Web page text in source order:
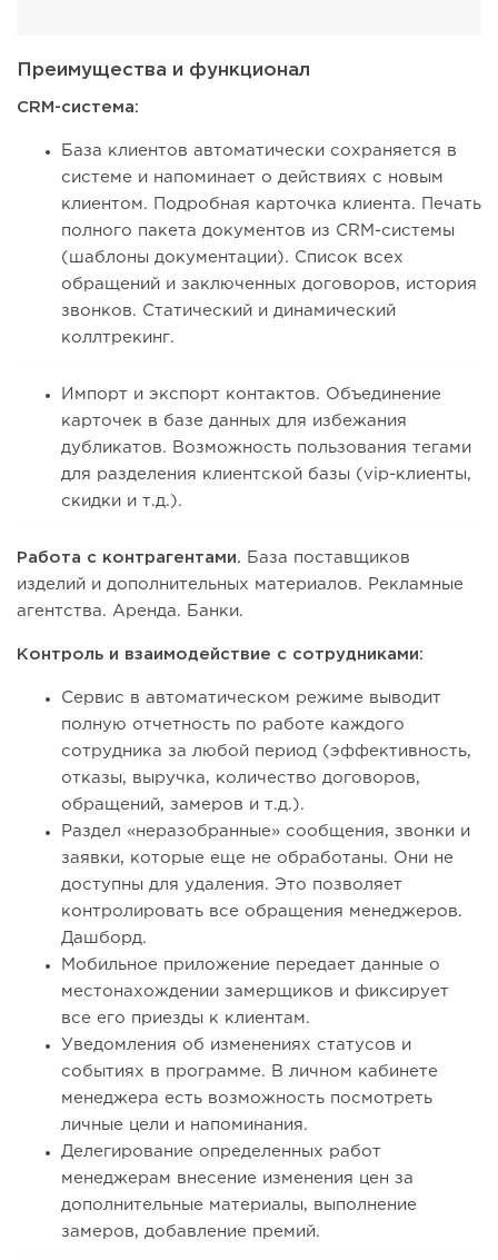
Преимущества и функционал
CRM-система:
База клиентов автоматически сохраняется в
системе и напоминает о действиях с новым
клиентом. Подробная карточка клиента. Печать
полного пакета документов из CRM-системы
(шаблоны документации). Список всех
обращений и заключенных договоров, история
звонков. Статический и динамический
коллтрекинг.
Импорт и экспорт контактов. Объединение
карточек в базе данных для избежания
дубликатов. Возможность пользования тегами
для разделения клиентской базы (vip-клиенты,
скидки и т.д.).
Работа с контрагентами.
База поставщиков
изделий и дополнительных материалов. Рекламные
агентства. Аренда. Банки.
Контроль и взаимодействие с сотрудниками:
Сервис в автоматическом режиме выводит
полную отчетность по работе каждого
сотрудника за любой период (эффективность,
отказы, выручка, количество договоров,
обращений, замеров и т.д.).
Раздел «неразобранные» сообщения, звонки и
заявки, которые еще не обработаны. Они не
доступны для удаления. Это позволяет
контролировать все обращения менеджеров.
Дашборд.
Мобильное приложение передает данные о
местонахождении замерщиков и фиксирует
все его приезды к клиентам.
Уведомления об изменениях статусов и
событиях в программе. В личном кабинете
менеджера есть возможность посмотреть
личные цели и напоминания.
Делегирование определенных работ
менеджерам внесение изменения цен за
дополнительные материалы, выполнение
замеров, добавление премий.